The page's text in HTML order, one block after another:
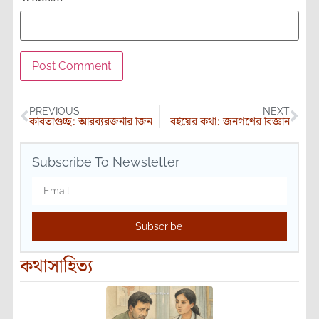
PREVIOUS
কবিতাগুচ্ছ: আরব্যরজনীর জিন
NEXT
বইয়ের কথা: জনগণের বিজ্ঞান
Subscribe To Newsletter
Subscribe
কথাসাহিত্য